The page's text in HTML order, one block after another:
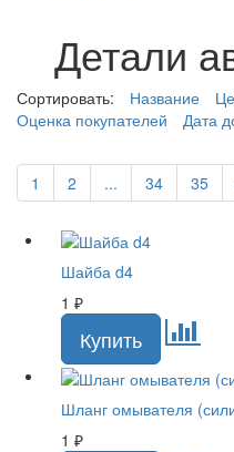
Детали
Сортировать: Название
Оценка покупателей
Дата
1 2 ... 34 35
Шайба d4
1 ₽
Шланг омывателя
1 ₽